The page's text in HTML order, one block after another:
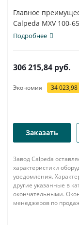
Главное
Calpeda MXV 100-
использования...
Подробнее
306 215,84 руб.
Экономия 34 023,98
Заказать
Завод Calpeda
характеристики
уведомления.
другие указанные в
окончательными.
менеджеров по